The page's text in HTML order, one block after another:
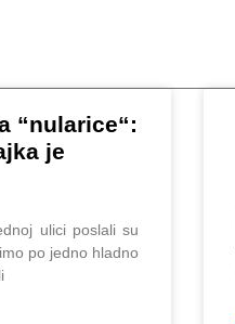
“nularice“:
je
ulici poslali su
po jedno hladno